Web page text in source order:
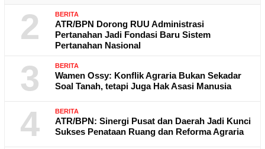
2 BERITA
ATR/BPN Dorong RUU Administrasi
Pertanahan Jadi Fondasi Baru Sistem
Pertanahan Nasional
3 BERITA
Wamen Ossy: Konflik Agraria Bukan Sekadar
Soal Tanah, tetapi Juga Hak Asasi Manusia
4 BERITA
ATR/BPN: Sinergi Pusat dan Daerah Jadi Kunci
Sukses Penataan Ruang dan Reforma Agraria